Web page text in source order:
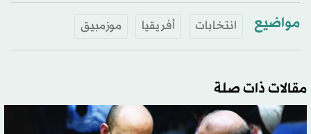
مواضيع انتخابات أفريقيا موزمبيق
مقالات ذات صلة